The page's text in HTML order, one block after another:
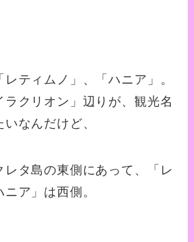
レティムノ」、「ハニア」。
ラクリオン」辺りが、観光名
なんだけど、
レタ島の東側にあって、「レ
ア」は西側。